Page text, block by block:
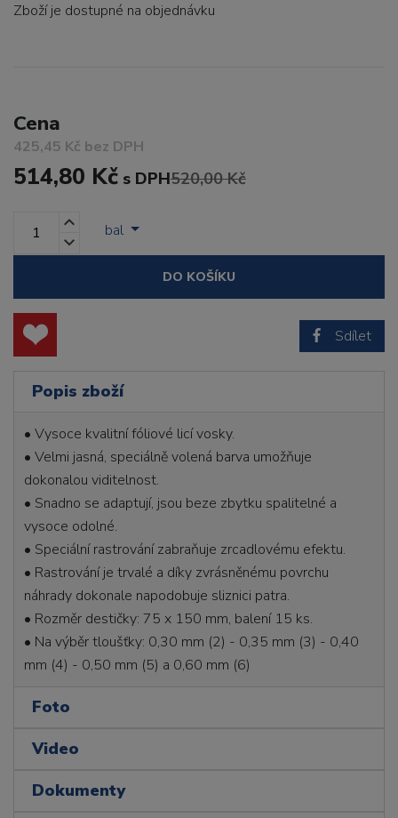
Zboží je dostupné na objednávku
Cena
425,45 Kč bez DPH
514,80 Kč s DPH520,00 Kč
bal
DO KOŠÍKU
Sdílet
Popis zboží
• Vysoce kvalitní fóliové licí vosky.
• Velmi jasná, speciálně volená barva umožňuje
dokonalou viditelnost.
• Snadno se adaptují, jsou beze zbytku spalitelné a
vysoce odolné.
• Speciální rastrování zabraňuje zrcadlovému efektu.
• Rastrování je trvalé a díky zvrásněnému povrchu
náhrady dokonale napodobuje sliznici patra.
• Rozměr destičky: 75 x 150 mm, balení 15 ks.
• Na výběr tloušťky: 0,30 mm (2) - 0,35 mm (3) - 0,40
mm (4) - 0,50 mm (5) a 0,60 mm (6)
Foto
Video
Dokumenty